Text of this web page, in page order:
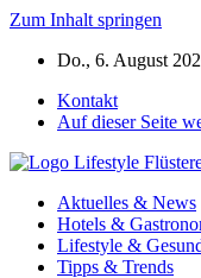
Zum Inhalt springen
Do., 6. August
Kontakt
Auf dieser Seite
Aktuelles & News
Hotels &
Lifestyle &
Tipps & Trends